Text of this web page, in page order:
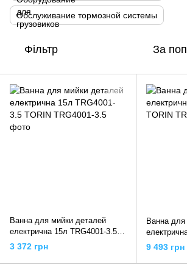
Обслуживание тормозной системы
Фільтр За
Ванна для мийки деталей
електрична 15л TRG4001-3.5
TORIN
3 372 грн
Ванна
TORIN
9 493 грн